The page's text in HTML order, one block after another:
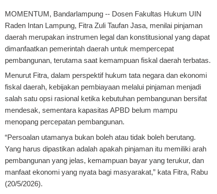
MOMENTUM, Bandarlampung -- Dosen Fakultas Hukum UIN
Raden Intan Lampung, Fitra Zuli Taufan Jasa, menilai pinjaman
daerah merupakan instrumen legal dan konstitusional yang dapat
dimanfaatkan pemerintah daerah untuk mempercepat
pembangunan, terutama saat kemampuan fiskal daerah terbatas.
Menurut Fitra, dalam perspektif hukum tata negara dan ekonomi
fiskal daerah, kebijakan pembiayaan melalui pinjaman menjadi
salah satu opsi rasional ketika kebutuhan pembangunan bersifat
mendesak, sementara kapasitas APBD belum mampu
menopang percepatan pembangunan.
“Persoalan utamanya bukan boleh atau tidak boleh berutang.
Yang harus dipastikan adalah apakah pinjaman itu memiliki arah
pembangunan yang jelas, kemampuan bayar yang terukur, dan
manfaat ekonomi yang nyata bagi masyarakat,” kata Fitra, Rabu
(20/5/2026).